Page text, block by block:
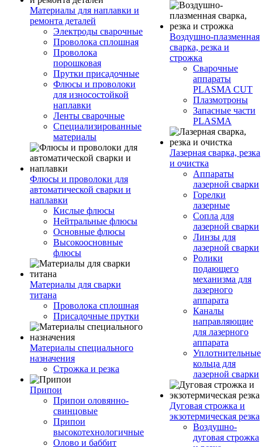
Материалы для наплавки и
ремонта деталей
Электроды сварочные
Проволока сплошная
Проволока
порошковая
Прутки присадочные
Флюсы и проволоки
для износостойкой
наплавки
Ленты сварочные
Специализированные
материалы
Флюсы и проволоки для
автоматической сварки и
наплавки
Кислые флюсы
Нейтральные флюсы
Основные флюсы
Высокоосновные
флюсы
Материалы для сварки
титана
Проволока сплошная
Присадочные прутки
Материалы специального
назначения
Строжка и резка
Припои
Припои оловянно-
свинцовые
Припои
высокотехнологичные
Олово и баббит
Воздушно-плазменная
сварка, резка и
строжка
Сварочные
аппараты
PLASMA CUT
Плазмотроны
Запасные части
PLASMA
Лазерная сварка, резка
и очистка
Аппараты
лазерной сварки
Горелки
лазерные
Сопла для
лазерной сварки
Линзы для
лазерной сварки
Ролики
подающего
механизма для
лазерного
аппарата
Каналы
направляющие
для лазерного
аппарата
Уплотнительные
кольца для
лазерной сварки
Дуговая строжка и
экзотермическая резка
Воздушно-
дуговая строжка